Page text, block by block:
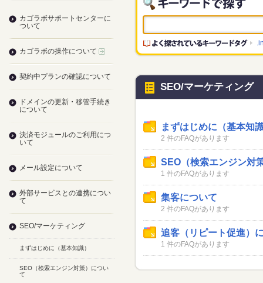
SEO/マーケティング
まずはじめに（基本知
2 件のFAQがあります
SEO（検索エンジン対
1 件のFAQがあります
集客について
2 件のFAQがあります
追客（リピート促進）
1 件のFAQがあります
カゴラボサポートセンターに
ついて
カゴラボの操作について
契約中プランの確認について
ドメインの更新・移管手続き
について
決済モジュールのご利用につ
いて
メール設定について
外部サービスとの連携につい
て
SEO/マーケティング
まずはじめに（基本知識）
SEO（検索エンジン対策）につい
て